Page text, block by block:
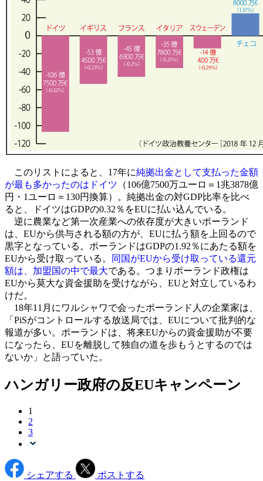
このリストによると、17年に純拠出金として支払った金額
が最も多かったのはドイツ （106億7500万ユーロ＝1兆3878億
円・1ユーロ＝130円換算）。純拠出金の対GDP比率を比べ
ると、ドイツはGDPの0.32％をEUに払い込んでいる。
逆に農業など第一次産業への依存度が大きいポーランド
は、EUから供与される額の方が、EUに払う額を上回るので
黒字となっている。ポーランドはGDPの1.92％にあたる額を
EUから受け取っている。
同国がEUから受け取っている還元
額は、加盟国の中で最大である。つまりポーランド政権は
EUから莫大な資金援助を受けながら、EUと対立しているわ
けだ。
18年11月にワルシャワで会ったポーランド人の企業家は、
「PiSがコントロールする放送局では、EUについて批判的な
報道が多い。ポーランドは、将来EUからの資金援助が不要
になったら、EUを離脱して独自の道を歩もうとするのでは
ないか」と語っていた。
ハンガリー政府の反EUキャンペーン
1
2
3
シェアする ポストする